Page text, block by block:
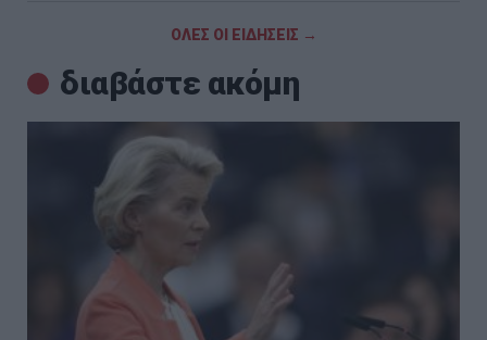
ΟΛΕΣ ΟΙ ΕΙΔΗΣΕΙΣ →
διαβάστε ακόμη